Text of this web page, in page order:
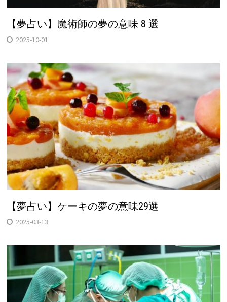
【夢占い】魔術師の夢の意味 8 選
2025-10-01
【夢占い】ケーキの夢の意味29選
2025-03-13